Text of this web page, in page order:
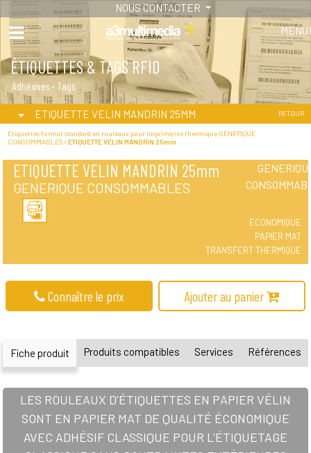
NOUS CONTACTER
MENU
ÉTIQUETTES & TAGS RFID
Adhésives - Tags
ETIQUETTE VELIN MANDRIN 25MM RETOUR
Etiquettes format standard en rouleaux pour imprimante thermique GENERIQUE
CONSOMMABLES /ETIQUETTE VELIN MANDRIN 25mm
ETIQUETTE VELIN MANDRIN 25mm
GENERIQUE CONSOMMABLES
ECONOMIQUE
PAPIER MAT
TRANSFERT THERMIQUE
Connaître le prix Ajouter au panier
Fiche produit Produits compatibles Services Références
LES ROULEAUX D'ÉTIQUETTES EN PAPIER VÉLIN
SONT EN PAPIER MAT DE QUALITÉ ÉCONOMIQUE
AVEC ADHÉSIF CLASSIQUE POUR L'ÉTIQUETAGE